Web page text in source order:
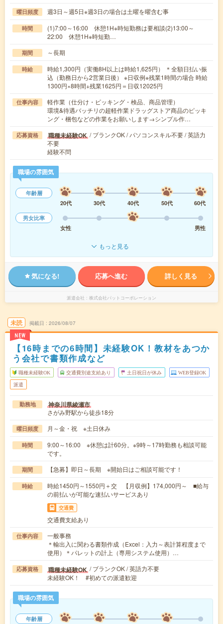
曜日頻度 週3日～週5日※週3日の場合は土曜を曜含む事
時間
(1)7:00～16:00 休憩1H※時短勤務は要相談(2)13:00～
22:00 休憩1H※時短勤…
期間 ～長期
時給
時給1,300円（実働8H以上は時給1,625円） ＊全額日払い振
込（勤務日から2営業日後） ※日収例※残業1時間の場合 時給
1300円×8時間+残業1625円＝日収12025円
仕事内容
軽作業（仕分け・ピッキング・検品、商品管理）
環境&待遇バッチリの超軽作業ドラッグストア商品のピッキ
ング・梱包などの作業をお願いします→シンプル作…
応募資格 職種未経験OK / ブランクOK / パソコンスキル不要 / 英語力
不要
経験不問
職場の雰囲気
年齢層
20代
30代 40代 50代
60代
男女比率
女性
男性
もっと見る
気になる! 応募へ進む 詳しく見る
派遣会社 株式会社パットコーポレーション
未読
NEW
掲載日 2026/08/07
【16時までの6時間】未経験OK！教材をあつか
う会社で書類作成など
職種未経験OK 交通費別途支給あり 土日祝日が休み WEB登録OK
派遣
勤務地 神奈川県綾瀬市
さがみ野駅から徒歩18分
曜日頻度 月～金・祝 ※土日休み
時間
9:00～16:00 ※休憩は計60分。※9時～17時勤務も相談可能
です。
期間 【急募】即日～長期 ※開始日はご相談可能です！
時給
時給1450円～1550円＋交 【月収例】174,000円～ ■給与
の前払いが可能な速払いサービスあり
交通費
交通費支給あり
仕事内容
一般事務
＊輸出入に関わる書類作成（Excel：入力～表計算程度まで
使用）＊パレットの計上（専用システム使用）…
応募資格 職種未経験OK / ブランクOK / 英語力不要
未経験OK！ #初めての派遣歓迎
職場の雰囲気
年齢層